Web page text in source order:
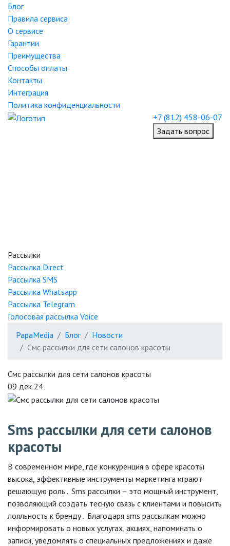
Блог
Правила сервиса
О сервисе
Гарантии
Преимущества
Способы оплаты
Контакты
Интеграция
Политика конфиденциальности
+7 (812) 458-06-07
Задать вопрос
Рассылки
Рассылка Direct
Рассылка SMS
Рассылка Whatsapp
Рассылка Telegram
Голосовая рассылка Voice
PapaMedia
Блог
Новости
Смс рассылки для сети салонов красоты
Смс рассылки для сети салонов красоты
09 дек 24
Sms рассылки для сети салонов
красоты
В современном мире, где конкуренция в сфере красоты
высока, эффективные инструменты маркетинга играют
решающую роль․ Sms рассылки – это мощный инструмент,
позволяющий создать тесную связь с клиентами и повысить
лояльность к бренду․ Благодаря sms рассылкам можно
информировать о новых услугах, акциях, напоминать о
записи, уведомлять о специальных предложениях и даже